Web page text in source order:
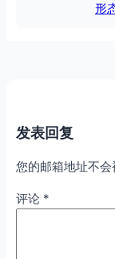
形
发表回复
您的邮箱地址不会
评论 *